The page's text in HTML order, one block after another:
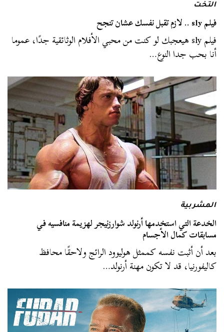
التخت
فيلم sly .. لازم تقبل نفسك عشان تنجح
فيلم sly هيعجبك لو كنت من محبي الأفلام الوثائقية جدًا، عموما
أنا بحب جدا النوع…
المشربية
الخدعة التي استخدمها أرنولد شوارزنيجر لهزيمة منافسيه في
مسابقات كمال الأجسام
بعد أن أثبت نفسه كممثل هوليوود الرائج ولاحقًا محافظ
كاليفورنيا، قد لا تكون مهنة أرنولد…